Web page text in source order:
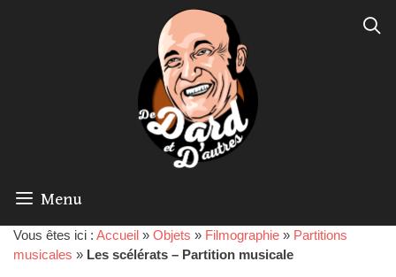
Menu
Vous êtes ici : Accueil » Objets » Filmographie » Partitions
musicales » Les scélérats – Partition musicale